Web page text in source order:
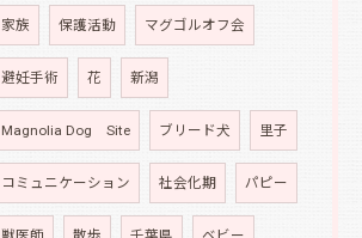
家族 保護活動 マグゴルオフ会
避妊手術 花 新潟
Magnolia Dog Site ブリード犬 里子
コミュニケーション 社会化期 パピー